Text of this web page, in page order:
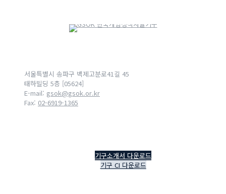
서울특별시 송파구 백제고분로41길 45
태하빌딩 5층 [05624]
E-mail: gsok@gsok.or.kr
Fax: 02-6919-1365
기구소개서 다운로드
기구 CI 다운로드